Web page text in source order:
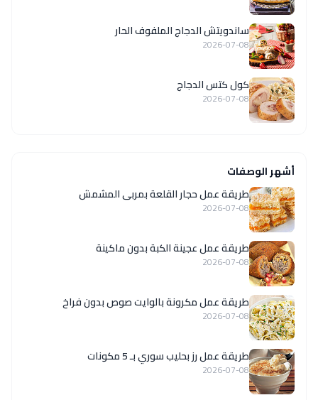
ساندويتش الدجاج الملفوف الحار
2026-07-08
كول كتس الدجاج
2026-07-08
أشهر الوصفات
طريقة عمل حجار القلعة بمربى المشمش
2026-07-08
طريقة عمل عجينة الكبة بدون ماكينة
2026-07-08
طريقة عمل مكرونة بالوايت صوص بدون فراخ
2026-07-08
طريقة عمل رز بحليب سوري بـ 5 مكونات
2026-07-08